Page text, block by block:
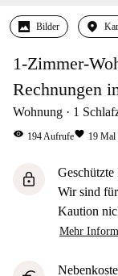
Bilder
1-Zimmer-
Rechnungen
Wohnung 1
visibility 194Aufrufefavorite 19 Mal
lock
Wir sind
Kaution
Mehr